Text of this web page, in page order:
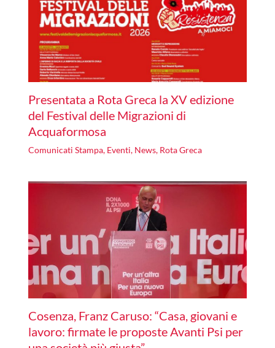
Presentata a Rota Greca la XV edizione
del Festival delle Migrazioni di
Acquaformosa
Comunicati Stampa, Eventi, News, Rota Greca
Cosenza, Franz Caruso: “Casa, giovani e
lavoro: firmate le proposte Avanti Psi per